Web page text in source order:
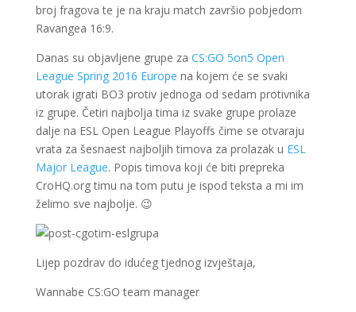
broj fragova te je na kraju match završio pobjedom
Ravangea 16:9.
Danas su objavljene grupe za CS:GO 5on5 Open
League Spring 2016 Europe na kojem će se svaki
utorak igrati BO3 protiv jednoga od sedam protivnika
iz grupe. Četiri najbolja tima iz svake grupe prolaze
dalje na ESL Open League Playoffs čime se otvaraju
vrata za šesnaest najboljih timova za prolazak u ESL
Major League. Popis timova koji će biti prepreka
CroHQ.org timu na tom putu je ispod teksta a mi im
želimo sve najbolje. 😉
Lijep pozdrav do idućeg tjednog izvještaja,
Wannabe CS:GO team manager